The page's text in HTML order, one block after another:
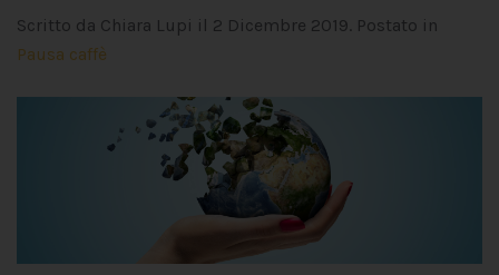
Scritto da Chiara Lupi il 2 Dicembre 2019. Postato in
Pausa caffè